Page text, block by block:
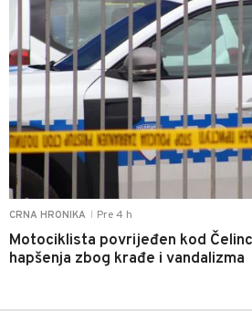
CRNA HRONIKA Pre 4 h
Motociklista povrijeđen kod
hapšenja zbog krađe i vandalizma